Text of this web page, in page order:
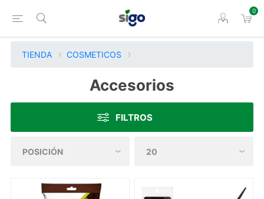
0
TIENDA COSMETICOS
Accesorios
FILTROS